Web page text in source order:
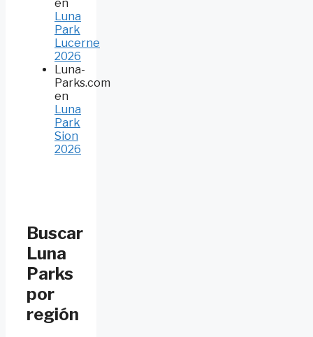
en
Luna
Park
Lucerne
2026
Luna-
Parks.com
en
Luna
Park
Sion
2026
Buscar
Luna
Parks
por
región